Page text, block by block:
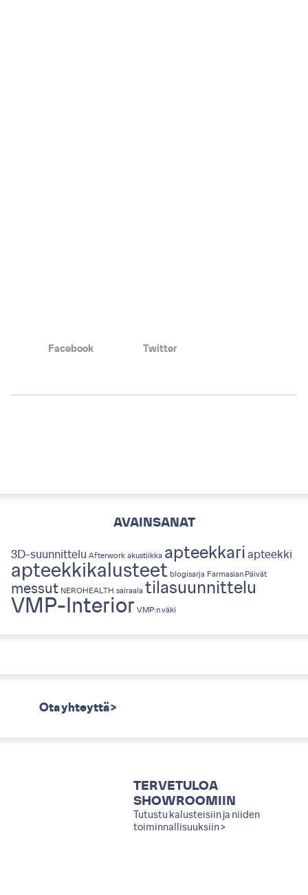
Facebook Twitter
AVAINSANAT
3D-suunnittelu Afterwork akustiikka apteekkari apteekki
apteekkikalusteet blogisarja Farmasian Päivät
messut NEROHEALTH sairaala tilasuunnittelu
VMP-Interior VMP:n väki
Ota yhteyttä >
TERVETULOA
SHOWROOMIIN
Tutustu kalusteisiin ja niiden
toiminnallisuuksiin >